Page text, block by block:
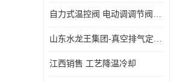
自力式温控阀 电动调调节阀温控阀-济南张夏水暖设备
山东水龙王集团-真空排气定压机组
江西销售 工艺降温冷却